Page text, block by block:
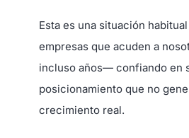
Esta es una situación
empresas que acuden a
incluso años— confiando en
posicionamiento que no
crecimiento real.